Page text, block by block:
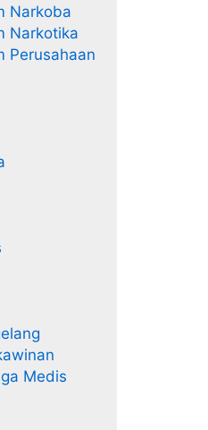
Narkoba
Narkotika
Perusahaan
Medis